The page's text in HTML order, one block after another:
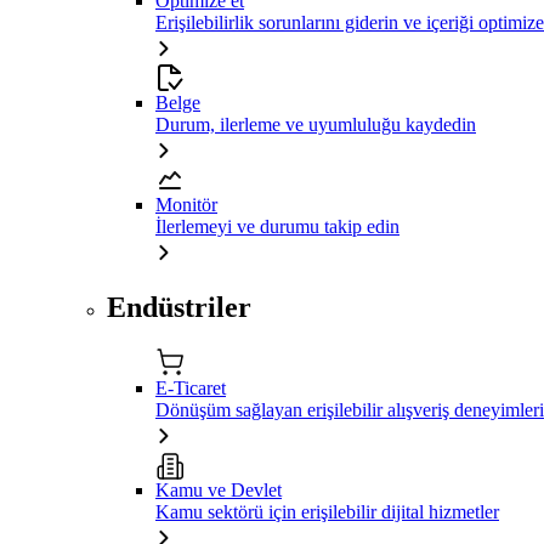
Erişilebilirlik sorunlarını giderin ve içeriği
Belge
Durum, ilerleme ve uyumluluğu kaydedin
Monitör
İlerlemeyi ve durumu takip edin
Endüstriler
E-Ticaret
Dönüşüm sağlayan erişilebilir alışveriş deneyimleri
Kamu ve Devlet
Kamu sektörü için erişilebilir dijital hizmetler